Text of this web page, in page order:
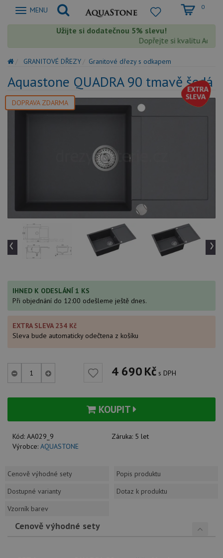
Zobrazit
MENU 0
Užijte si dodatečnou 5% slevu!
Dopřejte si kvalitu
GRANITOVÉ DŘEZY Granitové dřezy s odkapem
Aquastone QUADRA 90 tmavě šedá
DOPRAVA ZDARMA
‹ ›
IHNED K ODESLÁNÍ 1 KS
Při objednání do 12:00 odešleme ještě dnes.
EXTRA SLEVA 234 Kč
Sleva bude automaticky odečtena z košíku
4 690Kč s DPH
KOUPIT
Kód: AA029_9 Záruka: 5 let
Výrobce: AQUASTONE
Cenově výhodné sety
Popis produktu
Dostupné varianty
Dotaz k produktu
Vzorník barev
Cenově výhodné sety